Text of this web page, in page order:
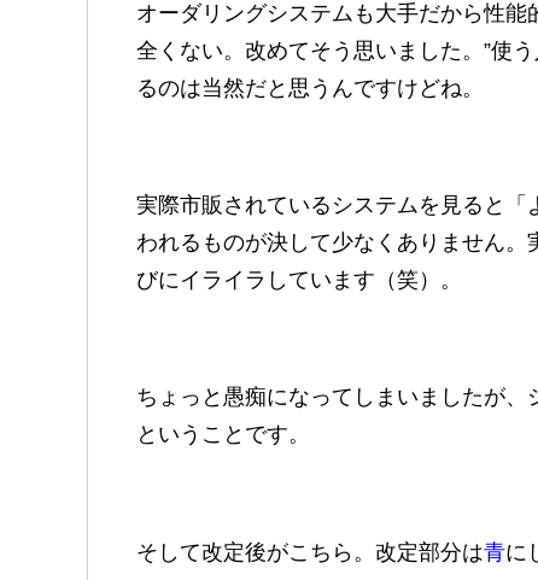
オーダリングシステムも大手だから性
全くない。改めてそう思いました。”使
るのは当然だと思うんですけどね。
実際市販されているシステムを見ると
われるものが決して少なくありません
びにイライラしています（笑）。
ちょっと愚痴になってしまいましたが
ということです。
そして改定後がこちら。改定部分は青に